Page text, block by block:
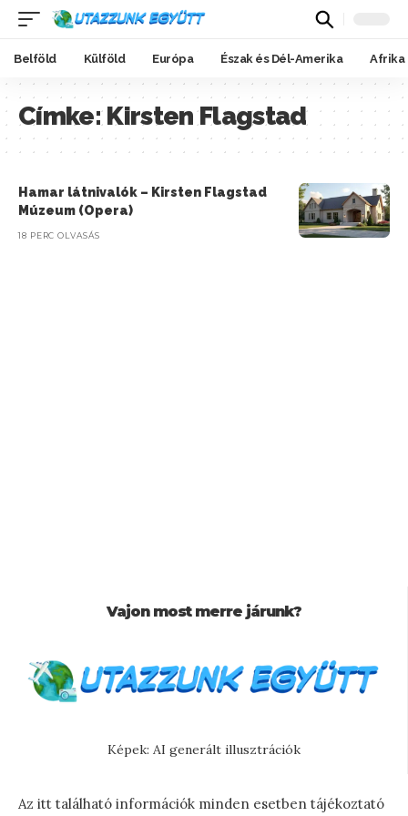
Belföld Külföld Európa Észak és Dél-Amerika Afrika
Címke:Kirsten Flagstad
Hamar látnivalók – Kirsten Flagstad
Múzeum (Opera)
18 PERC OLVASÁS
Vajon most merre járunk?
Képek: AI generált illusztrációk
Az itt található információk minden esetben tájékoztató